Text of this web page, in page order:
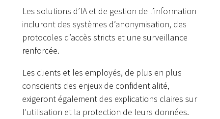
Les solutions d’IA et de gestion de l’information
incluront des systèmes d’anonymisation, des
protocoles d’accès stricts et une surveillance
renforcée.
Les clients et les employés, de plus en plus
conscients des enjeux de confidentialité,
exigeront également des explications claires sur
l’utilisation et la protection de leurs données.